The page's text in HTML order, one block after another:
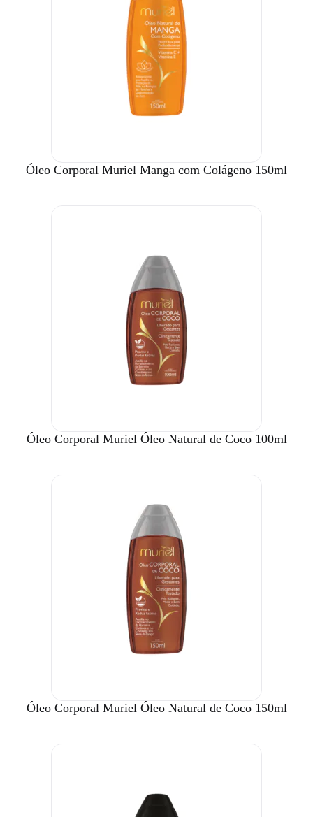
Óleo Corporal Muriel Manga com Colágeno 150ml
Óleo Corporal Muriel Óleo Natural de Coco 100ml
Óleo Corporal Muriel Óleo Natural de Coco 150ml